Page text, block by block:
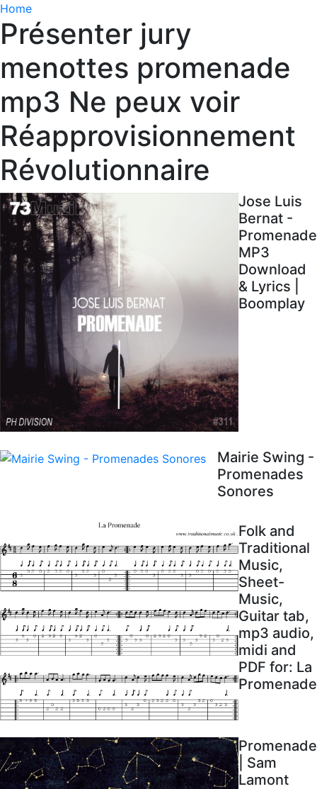
Home
Présenter jury
menottes promenade
mp3 Ne peux voir
Réapprovisionnement
Révolutionnaire
Jose Luis
Bernat -
Promenade
MP3
Download
& Lyrics |
Boomplay
Mairie Swing -
Promenades
Sonores
Folk and
Traditional
Music,
Sheet-
Music,
Guitar tab,
mp3 audio,
midi and
PDF for: La
Promenade
Promenade
| Sam
Lamont